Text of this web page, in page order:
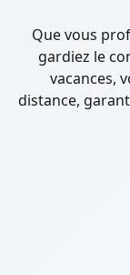
Que vous
gardiez le
vacances,
distance,